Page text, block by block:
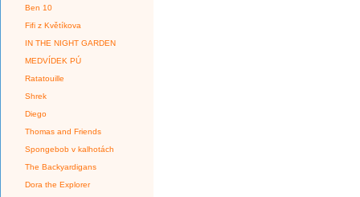
Ben 10
Fifi z Květíkova
IN THE NIGHT GARDEN
MEDVÍDEK PÚ
Ratatouille
Shrek
Diego
Thomas and Friends
Spongebob v kalhotách
The Backyardigans
Dora the Explorer